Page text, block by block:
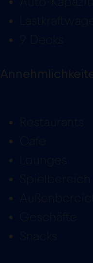
9 Decks
Restaurants
Cafe
Lounges
Spielbereich
Außenbereich
Geschäfte
Snacks